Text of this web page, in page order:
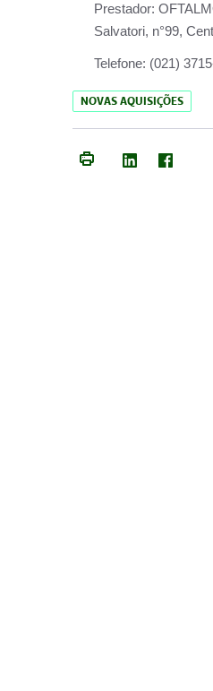
Prestador:
Salvatori, n°99,
Telefone: (021)
NOVAS AQUISIÇÕES